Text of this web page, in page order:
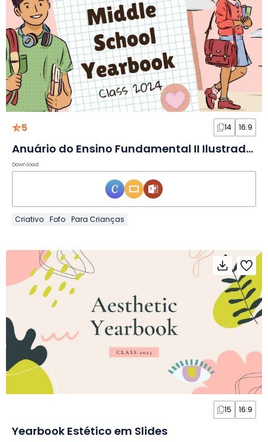
5 14 16:9
Anuário do Ensino Fundamental II Ilustrado em Slides
Download
Criativo Fofo Para Crianças
15 16:9
Yearbook Estético em Slides